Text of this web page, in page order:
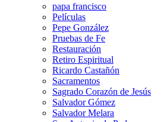
papa francisco
Películas
Pepe González
Pruebas de Fe
Restauración
Retiro Espiritual
Ricardo Castañón
Sacramentos
Sagrado Corazón de Jesús
Salvador Gómez
Salvador Melara